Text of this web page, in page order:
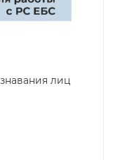
лиц